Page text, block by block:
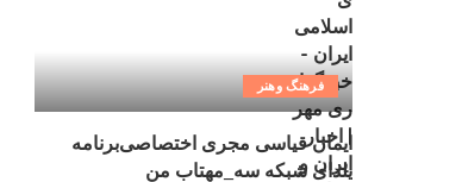
فرهنگ وهنر
ایمان قیاسی مجری اختصاصی‌برنامه
یلدای شبکه سه_مهتاب من